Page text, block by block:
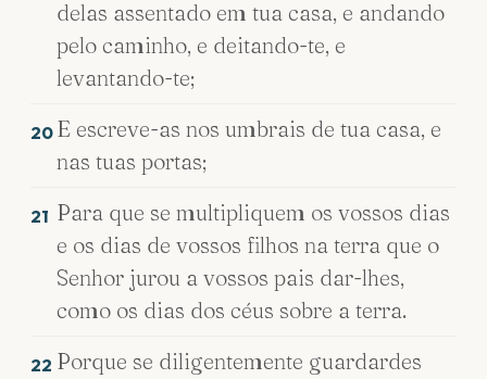
delas assentado em tua casa, e andando
pelo caminho, e deitando-te, e
levantando-te;
20 E escreve-as nos umbrais de tua casa, e
nas tuas portas;
21 Para que se multipliquem os vossos dias
e os dias de vossos filhos na terra que o
Senhor jurou a vossos pais dar-lhes,
como os dias dos céus sobre a terra.
22 Porque se diligentemente guardardes